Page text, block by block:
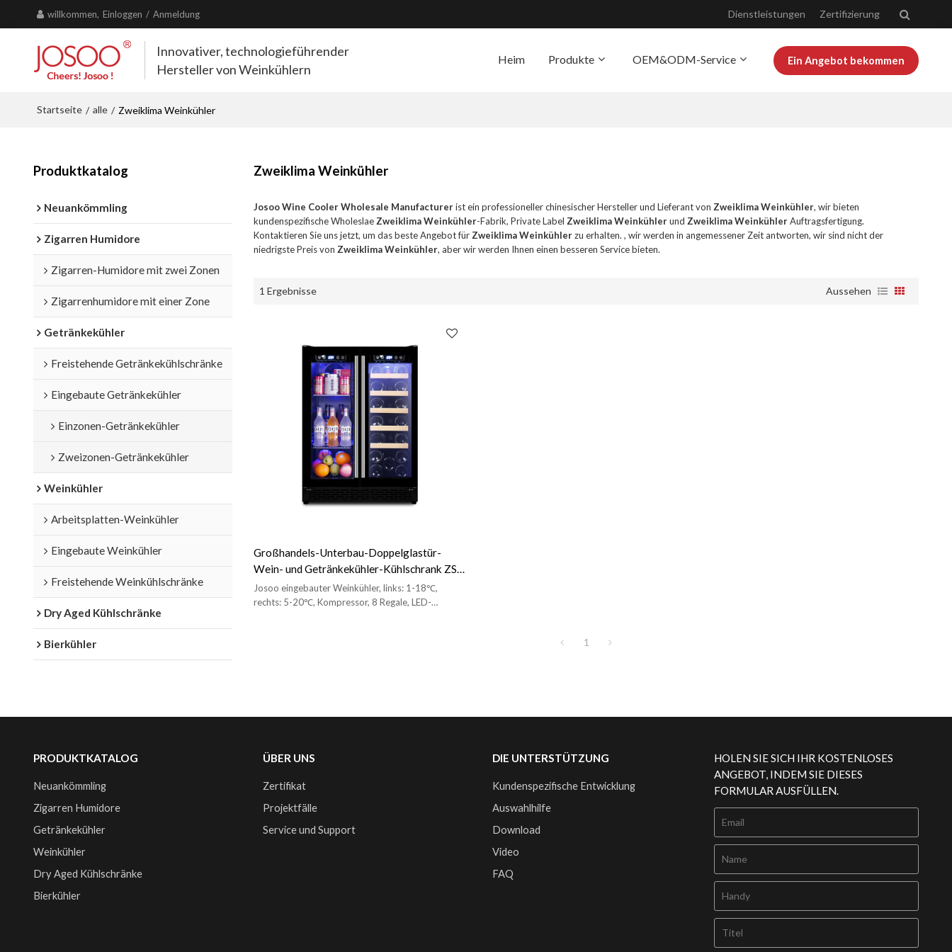
willkommen, Einloggen / Anmeldung Dienstleistungen Zertifizierung
Innovativer, technologieführender
Hersteller von Weinkühlern
Heim Produkte OEM&ODM-Service Ein Angebot bekommen
Startseite / alle / Zweiklima Weinkühler
Produktkatalog
Neuankömmling
Zigarren Humidore
Zigarren-Humidore mit zwei Zonen
Zigarrenhumidore mit einer Zone
Getränkekühler
Freistehende Getränkekühlschränke
Eingebaute Getränkekühler
Einzonen-Getränkekühler
Zweizonen-Getränkekühler
Weinkühler
Arbeitsplatten-Weinkühler
Eingebaute Weinkühler
Freistehende Weinkühlschränke
Dry Aged Kühlschränke
Bierkühler
Zweiklima Weinkühler
Josoo Wine Cooler Wholesale Manufacturerist ein professioneller chinesischer Hersteller und Lieferant von Zweiklima Weinkühler, wir bieten
kundenspezifische Wholeslae Zweiklima Weinkühler-Fabrik, Private Label Zweiklima Weinkühlerund Zweiklima WeinkühlerAuftragsfertigung.
Kontaktieren Sie uns jetzt, um das beste Angebot für Zweiklima Weinkühlerzu erhalten. , wir werden in angemessener Zeit antworten, wir sind nicht der
niedrigste Preis von Zweiklima Weinkühler, aber wir werden Ihnen einen besseren Service bieten.
1 Ergebnisse Aussehen
Großhandels-Unterbau-Doppelglastür-
Wein- und Getränkekühler-Kühlschrank ZS-
B120 für Getränkeaufbewahrung mit Griff
aus Drahtgestell SS
Josoo eingebauter Weinkühler, links: 1-18℃,
rechts: 5-20℃, Kompressor, 8 Regale, LED-
1
PRODUKTKATALOG
Neuankömmling
Zigarren Humidore
Getränkekühler
Weinkühler
Dry Aged Kühlschränke
Bierkühler
ÜBER UNS
Zertifikat
Projektfälle
Service und Support
DIE UNTERSTÜTZUNG
Kundenspezifische Entwicklung
Auswahlhilfe
Download
Video
FAQ
HOLEN SIE SICH IHR KOSTENLOSES
ANGEBOT, INDEM SIE DIESES
FORMULAR AUSFÜLLEN.